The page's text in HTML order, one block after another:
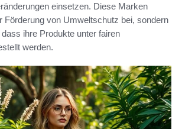
einsetzen. Diese Marken
Förderung von Umweltschutz bei, sondern
ihre Produkte unter fairen
werden.